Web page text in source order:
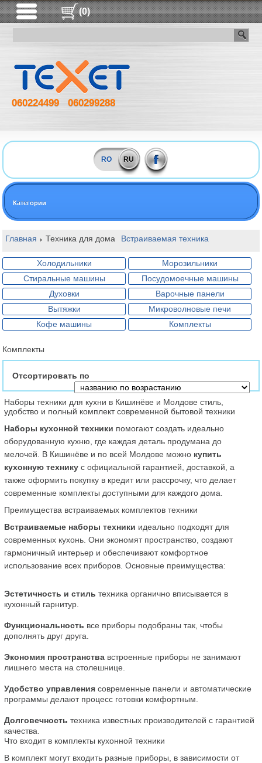
(0)
060224499 060299288
RO RU
Категории
Главная Техника для дома Встраиваемая техника
Холодильники
Морозильники
Стиральные машины
Посудомоечные машины
Духовки
Варочные панели
Вытяжки
Микроволновые печи
Кофе машины
Комплекты
Комплекты
Отсортировать по
Наборы техники для кухни в Кишинёве и Молдове стиль,
удобство и полный комплект современной бытовой техники
Наборы кухонной техники помогают создать идеально
оборудованную кухню, где каждая деталь продумана до
мелочей. В Кишинёве и по всей Молдове можно купить
кухонную технику с официальной гарантией, доставкой, а
также оформить покупку в кредит или рассрочку, что делает
современные комплекты доступными для каждого дома.
Преимущества встраиваемых комплектов техники
Встраиваемые наборы техники идеально подходят для
современных кухонь. Они экономят пространство, создают
гармоничный интерьер и обеспечивают комфортное
использование всех приборов. Основные преимущества:
Эстетичность и стиль техника органично вписывается в
кухонный гарнитур.
Функциональность все приборы подобраны так, чтобы
дополнять друг друга.
Экономия пространства встроенные приборы не занимают
лишнего места на столешнице.
Удобство управления современные панели и автоматические
программы делают процесс готовки комфортным.
Долговечность техника известных производителей с гарантией
качества.
Что входит в комплекты кухонной техники
В комплект могут входить разные приборы, в зависимости от